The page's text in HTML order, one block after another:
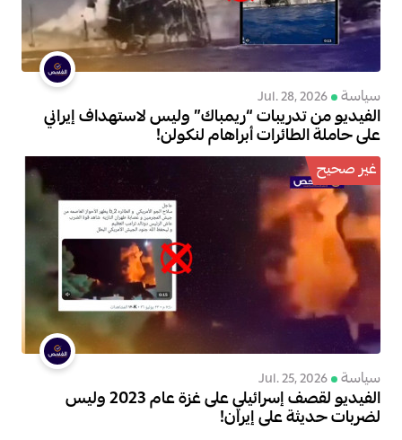
سياسة Jul. 28, 2026
الفيديو من تدريبات “ريمباك” وليس لاستهداف إيراني
على حاملة الطائرات أبراهام لنكولن!
غير صحيح
سياسة Jul. 25, 2026
الفيديو لقصف إسرائيلي على غزة عام 2023 وليس
لضربات حديثة على إيران!